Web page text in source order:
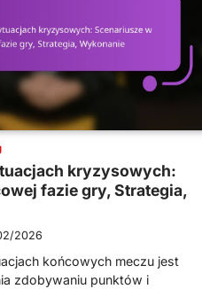
kryzysowych:
fazie gry, Strategia,
2026
końcowych meczu jest
zdobywaniu punktów i